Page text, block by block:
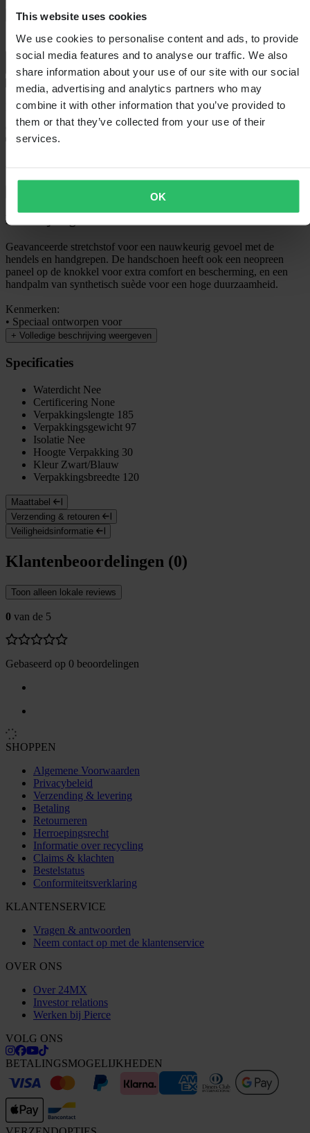
This website uses cookies
We use cookies to personalise content and ads, to provide
social media features and to analyse our traffic. We also
share information about your use of our site with our social
media, advertising and analytics partners who may
combine it with other information that you’ve provided to
them or that they’ve collected from your use of their
services.
OK
In winkelwagen
Bezorging: 5–9 werkdagen
Beschrijving
Geavanceerde stretchstof voor een nauwkeurig gevoel met de
hendels en handgrepen. De handschoen heeft ook een neopreen
paneel op de knokkel voor extra comfort en bescherming, en een
handpalm van synthetisch suède voor een hoge duurzaamheid.
Kenmerken:
• Speciaal ontworpen voor
+ Volledige beschrijving weergeven
Specificaties
Waterdicht Nee
Certificering None
Verpakkingslengte 185
Verpakkingsgewicht 97
Isolatie Nee
Hoogte Verpakking 30
Kleur Zwart/Blauw
Verpakkingsbreedte 120
Maattabel
Verzending & retouren
Veiligheidsinformatie
Klantenbeoordelingen (0)
Toon alleen lokale reviews
0 van de 5
Gebaseerd op 0 beoordelingen
SHOPPEN
Algemene Voorwaarden
Privacybeleid
Verzending & levering
Betaling
Retourneren
Herroepingsrecht
Informatie over recycling
Claims & klachten
Bestelstatus
Conformiteitsverklaring
KLANTENSERVICE
Vragen & antwoorden
Neem contact op met de klantenservice
OVER ONS
Over 24MX
Investor relations
Werken bij Pierce
VOLG ONS
BETALINGSMOGELIJKHEDEN